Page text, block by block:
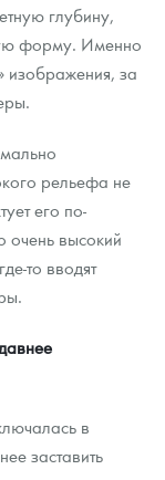
данных
глубину,
форму. Именно
изображения, за
рельефа не
его по-
очень высокий
то вводят
в
заставить